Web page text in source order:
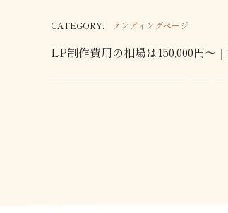
CATEGORY: ランディングページ
LP制作費用の相場は150,000円〜